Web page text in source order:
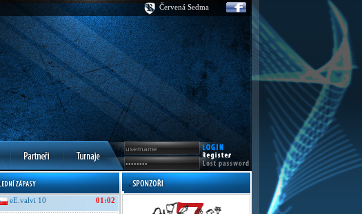
Červená Sedma
eE.valvi 10 01:02